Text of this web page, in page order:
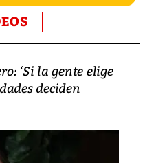
‘Si la gente elige
deciden